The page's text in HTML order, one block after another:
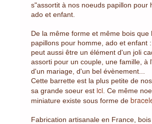
s"assortit à nos noeuds papillon pour
ado et enfant.
De la même forme et même bois
papillons pour homme, ado et enfant
peut aussi être un élément d'un joli
assorti pour un couple, une famille, à
d'un mariage, d'un bel évènement...
Cette barrette est la plus petite de
sa grande soeur est ici . Ce même
miniature existe sous forme de
Fabrication artisanale en France,